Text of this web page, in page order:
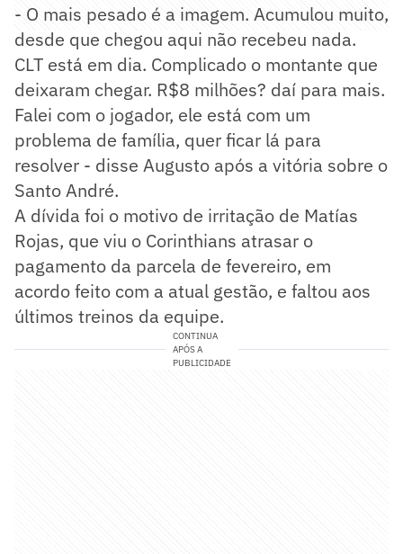
- O mais pesado é a imagem. Acumulou muito,
desde que chegou aqui não recebeu nada.
CLT está em dia. Complicado o montante que
deixaram chegar. R$8 milhões? daí para mais.
Falei com o jogador, ele está com um
problema de família, quer ficar lá para
resolver - disse Augusto após a vitória sobre o
Santo André.
A dívida foi o motivo de irritação de Matías
Rojas, que viu o Corinthians atrasar o
pagamento da parcela de fevereiro, em
acordo feito com a atual gestão, e faltou aos
últimos treinos da equipe.
CONTINUA
APÓS A
PUBLICIDADE